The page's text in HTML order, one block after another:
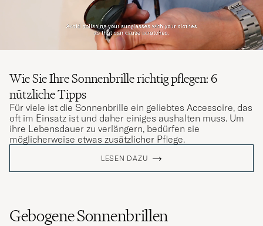
Wie Sie Ihre Sonnenbrille richtig pflegen: 6
nützliche Tipps
Für viele ist die Sonnenbrille ein geliebtes Accessoire, das
oft im Einsatz ist und daher einiges aushalten muss. Um
ihre Lebensdauer zu verlängern, bedürfen sie
möglicherweise etwas zusätzlicher Pflege.
LESEN DAZU
Gebogene Sonnenbrillen